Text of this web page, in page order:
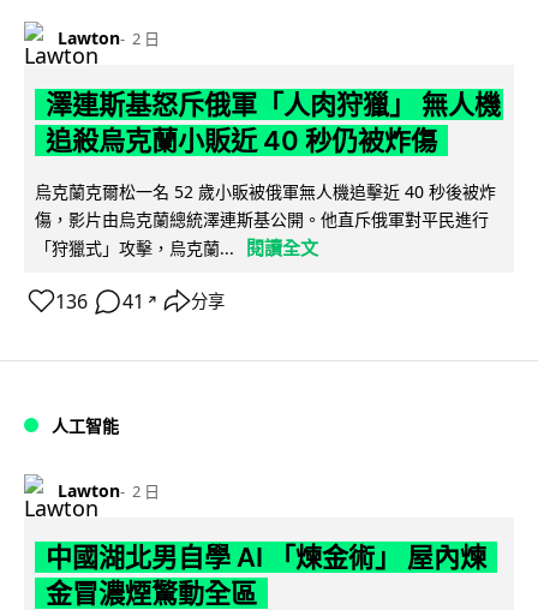
Lawton 2 日
澤連斯基怒斥俄軍「人肉狩獵」 無人機
追殺烏克蘭小販近 40 秒仍被炸傷
烏克蘭克爾松一名 52 歲小販被俄軍無人機追擊近 40 秒後被炸
傷，影片由烏克蘭總統澤連斯基公開。他直斥俄軍對平民進行
「狩獵式」攻擊，烏克蘭...
閱讀全文
136 41 ↗ 分享
人工智能
Lawton 2 日
中國湖北男自學 AI 「煉金術」 屋內煉
金冒濃煙驚動全區